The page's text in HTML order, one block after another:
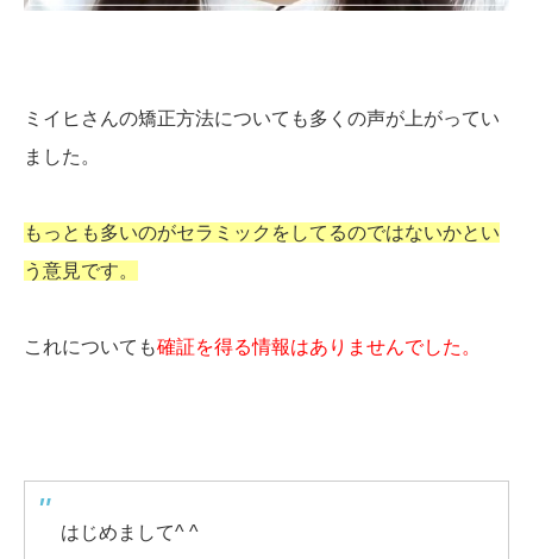
ミイヒさんの矯正方法についても多くの声が上がってい
ました。
もっとも多いのがセラミックをしてるのではないかとい
う意見です。
これについても確証を得る情報はありませんでした。
はじめまして^ ^